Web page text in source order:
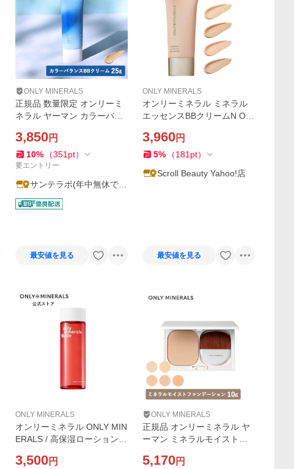
ONLY MINERALS
正規品 数量限定 オンリーミ
ネラル ヤーマン カラーバラ
フォート 25g EX01 ライトベ
ージュ SPF40+・PA+++ 紫外
線吸収剤フリー
3,850円
10% （351 pt）
要エントリー
サンテラボ(年中無休で発
送)
最安値を見る
ONLY MINERALS
オンリーミネラル ミネラル
エッセンスBBクリームN ON
便1通3個 ギフト可
3,960円
5% （181 pt）
Scroll Beauty Yahoo!店
最安値を見る
ONLY MINERALS
オンリーミネラル ONLY MIN
ERALS / 高保湿ローション /
ローション / ヤーマン公式 y
3,500円
ONLY MINERALS
正規品 オンリーミネラル ヤ
ーマン ミネラルモイストフ
色 SPF35・PA++++ パウダー
5,170円